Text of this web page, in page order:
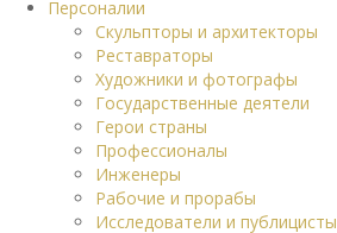
Персоналии
Скульпторы и архитекторы
Реставраторы
Художники и фотографы
Государственные деятели
Герои страны
Профессионалы
Инженеры
Рабочие и прорабы
Исследователи и публицисты